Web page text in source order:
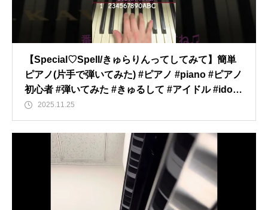
【Special♡Spell/きゅらりんってしてみて】簡単
ピアノ(片手で弾いてみた) #ピアノ #piano #ピアノ
初心者 #弾いてみた #きゅるして #アイドル #idol #
shorts
2025.11.25